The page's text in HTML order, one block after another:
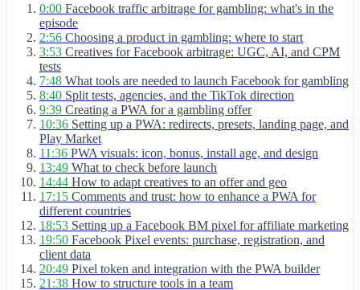
0:00 Facebook traffic arbitrage for gambling: what's in the
episode
2:56 Choosing a product in gambling: where to start
3:53 Creatives for Facebook arbitrage: UGC, AI, and CPM
tests
7:48 What tools are needed to launch Facebook for gambling
8:40 Split tests, agencies, and the TikTok direction
9:39 Creating a PWA for a gambling offer
10:36 Setting up a PWA: redirects, presets, landing page, and
Play Market
11:36 PWA visuals: icon, bonus, install age, and design
13:49 What to check before launch
14:44 How to adapt creatives to an offer and geo
17:15 Comments and trust: how to enhance a PWA for
different countries
18:53 Setting up a Facebook BM pixel for affiliate marketing
19:50 Facebook Pixel events: purchase, registration, and
client data
20:49 Pixel token and integration with the PWA builder
21:38 How to structure tools in a team